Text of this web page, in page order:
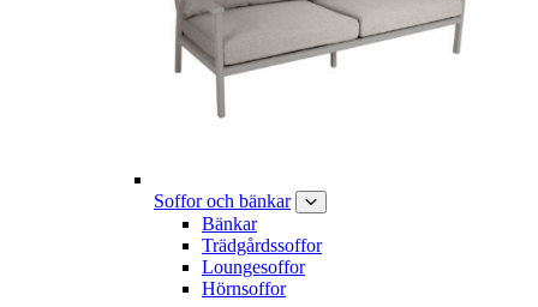
Soffor och bänkar
Bänkar
Trädgårdssoffor
Loungesoffor
Hörnsoffor